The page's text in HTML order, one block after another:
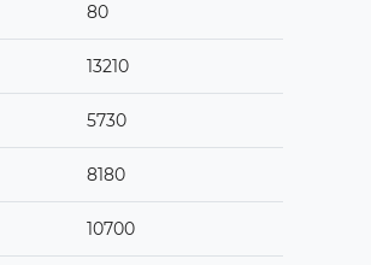
80
13210
5730
8180
10700